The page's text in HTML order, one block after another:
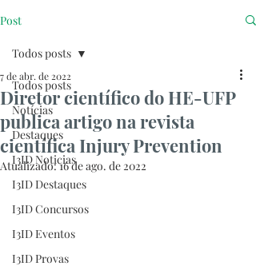
Post
Todos posts
Notícias
Destaques
I3ID Noticias
I3ID Destaques
I3ID Concursos
I3ID Eventos
I3ID Provas
Todos posts
Diretor científico do HE-UFP
publica artigo na revista
científica Injury Prevention
7 de abr. de 2022
Atualizado:16 de ago. de 2022